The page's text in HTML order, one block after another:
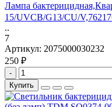
Лампа
15/UVCB/G13/CU/
..
7
Артикул: 2075000030232
250 ₽
-
Купить